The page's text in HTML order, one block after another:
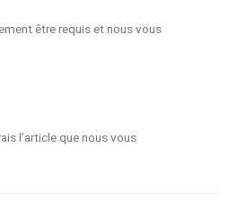
être requis et nous vous
l’article que nous vous